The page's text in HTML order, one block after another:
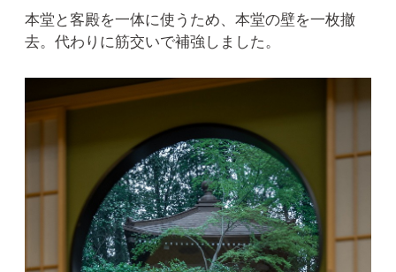
本堂と客殿を一体に使うため、本堂の壁を一枚撤
去。代わりに筋交いで補強しました。